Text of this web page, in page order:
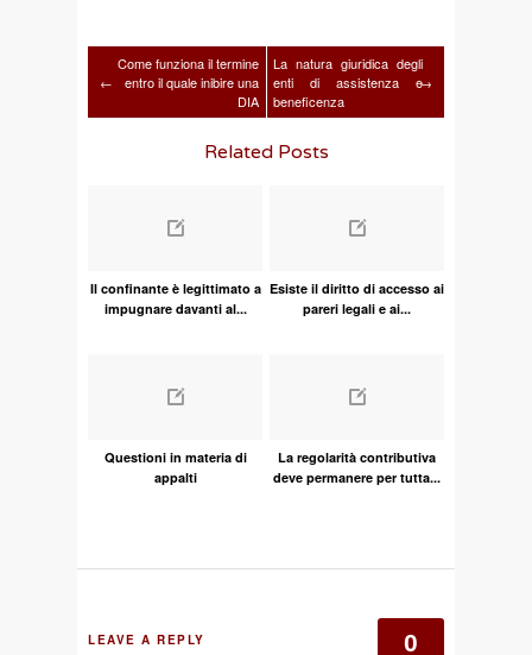
←
Come funziona il termine
entro il quale inibire una
DIA
La natura giuridica degli
enti di assistenza e
beneficenza
→
Related Posts
Il confinante è legittimato a
impugnare davanti al...
Esiste il diritto di accesso ai
pareri legali e ai...
Questioni in materia di
appalti
La regolarità contributiva
deve permanere per tutta...
0
LEAVE A REPLY